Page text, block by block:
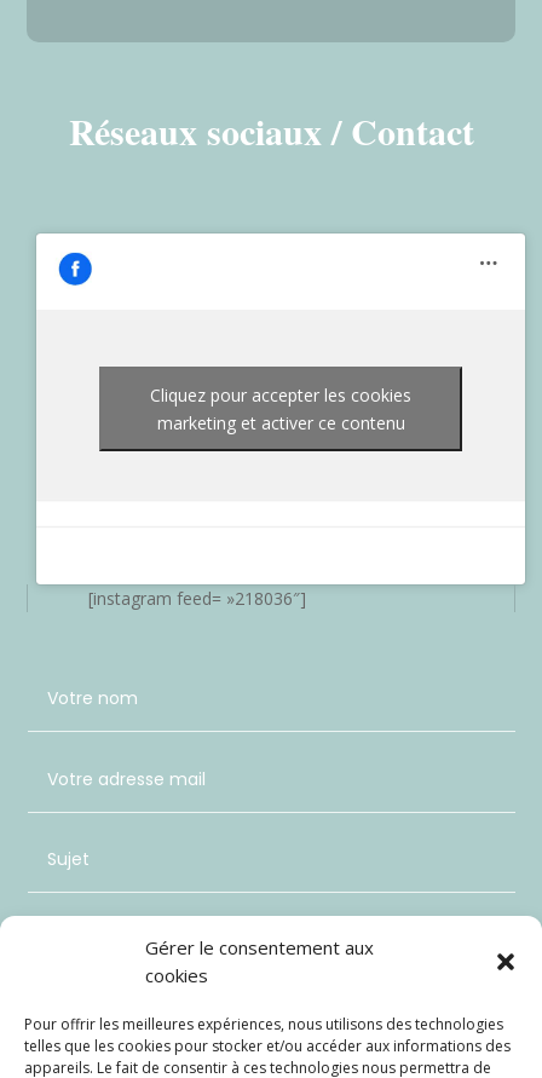
Gérer le consentement aux
cookies
Pour offrir les meilleures expériences, nous utilisons des technologies
telles que les cookies pour stocker et/ou accéder aux informations des
appareils. Le fait de consentir à ces technologies nous permettra de
Réseaux sociaux / Contact
Cliquez pour accepter les cookies
marketing et activer ce contenu
[instagram feed= »218036″]